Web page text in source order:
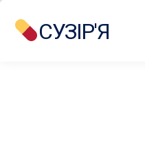
СУЗІР'Я